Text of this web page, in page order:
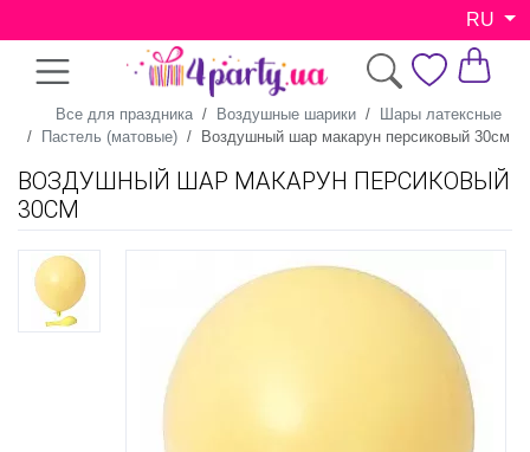
RU
Все для праздника Воздушные шарики
Шары латексные
Пастель (матовые)
Воздушный шар макарун персиковый 30см
ВОЗДУШНЫЙ ШАР МАКАРУН ПЕРСИКОВЫЙ
30СМ